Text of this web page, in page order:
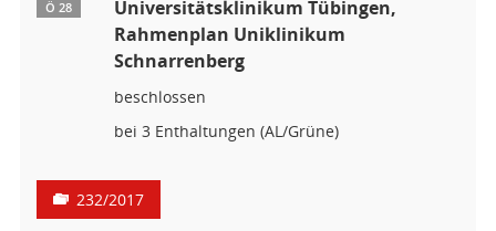
Ö 28
Universitätsklinikum Tübingen,
Rahmenplan Uniklinikum
Schnarrenberg
beschlossen
bei 3 Enthaltungen (AL/Grüne)
232/2017